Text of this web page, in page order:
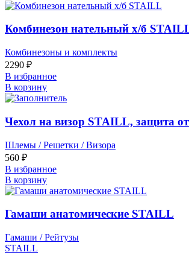
Комбинезон нательный х/б
Комбинезоны и комплекты
2290 ₽
В избранное
В корзину
Чехол на визор STAILL, защита
Шлемы / Решетки / Визора
560 ₽
В избранное
В корзину
Гамаши анатомические STAILL
Гамаши / Рейтузы
STAILL